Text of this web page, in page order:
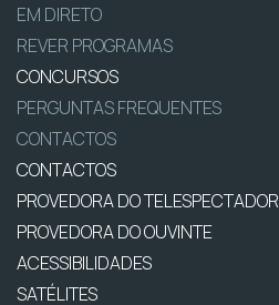
EM DIRETO
REVER PROGRAMAS
CONCURSOS
PERGUNTAS FREQUENTES
CONTACTOS
CONTACTOS
PROVEDORA DO TELESPECTADOR
PROVEDORA DO OUVINTE
ACESSIBILIDADES
SATÉLITES